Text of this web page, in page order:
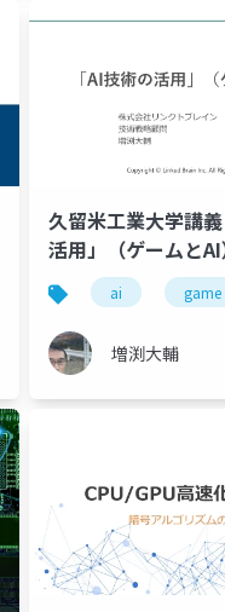
fine tuning ai
久留米工業大学講
活用」（ゲームとAI
ai
増渕大輔